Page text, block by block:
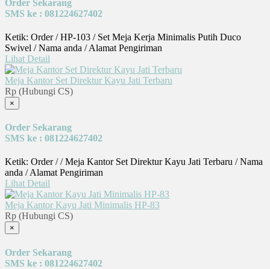
Order Sekarang
SMS ke : 081224627402
Ketik: Order / HP-103 / Set Meja Kerja Minimalis Putih Duco
Swivel / Nama anda / Alamat Pengiriman
Lihat Detail
Meja Kantor Set Direktur Kayu Jati Terbaru
Rp (Hubungi CS)
×
Order Sekarang
SMS ke : 081224627402
Ketik: Order / / Meja Kantor Set Direktur Kayu Jati Terbaru / Nama
anda / Alamat Pengiriman
Lihat Detail
Meja Kantor Kayu Jati Minimalis HP-83
Rp (Hubungi CS)
×
Order Sekarang
SMS ke : 081224627402